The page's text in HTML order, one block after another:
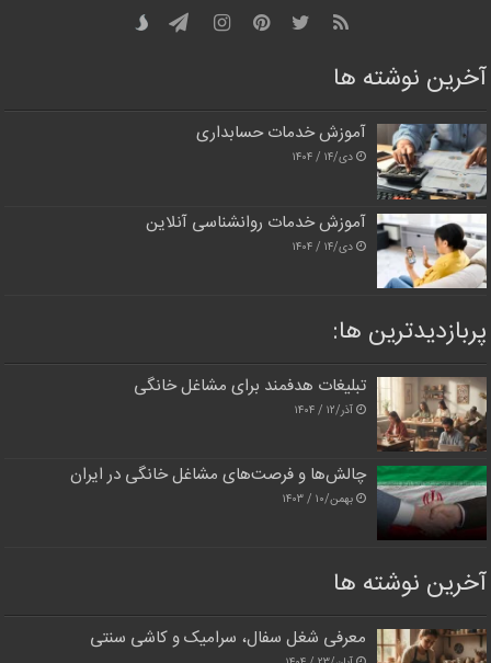
آخرین نوشته ها
آموزش خدمات حسابداری
دی/۱۴ / ۱۴۰۴
آموزش خدمات روانشناسی آنلاین
دی/۱۴ / ۱۴۰۴
پربازدیدترین‌ ها:
تبلیغات هدفمند برای مشاغل خانگی
آذر/۱۲ / ۱۴۰۴
چالش‌ها و فرصت‌های مشاغل خانگی در ایران
بهمن/۱۰ / ۱۴۰۳
آخرین نوشته ها
معرفی شغل سفال، سرامیک و کاشی سنتی